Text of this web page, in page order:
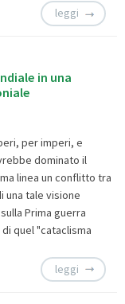
leggi
in una
per imperi, e
dominato il
linea un conflitto tra
una tale visione
Prima guerra
quel "cataclisma
leggi